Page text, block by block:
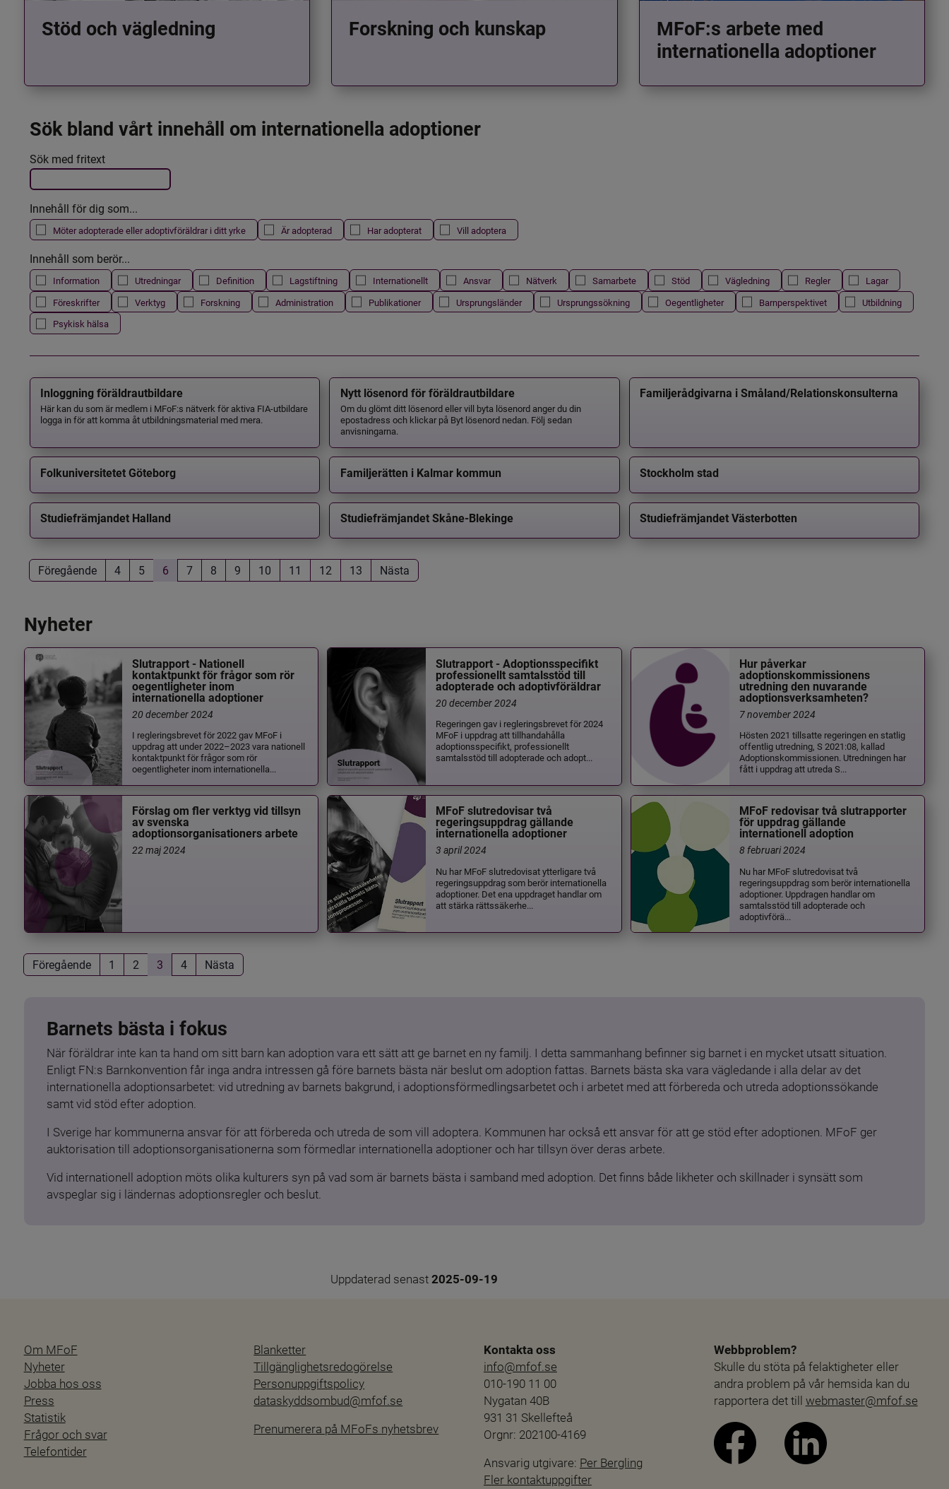
Stöd och vägledning Forskning och kunskap
MFoF:s arbete med
internationella adoptioner
Sök bland vårt innehåll om internationella adoptioner
Filtrera resultatet
Det här formuläret postas automatiskt
Sök med fritext
Innehåll för dig som...
Möter adopterade eller adoptivföräldrar i ditt yrke Är adopterad Har adopterat Vill adoptera
Innehåll som berör...
Information Utredningar Definition Lagstiftning Internationellt Ansvar Nätverk Samarbete Stöd Vägledning Regler
Lagar
Föreskrifter
Verktyg Forskning Administration Publikationer Ursprungsländer Ursprungssökning Oegentligheter Barnperspektivet
Utbildning
Psykisk hälsa
Inloggning föräldrautbildare
Här kan du som är medlem i MFoF:s nätverk för aktiva FIA-utbildare
logga in för att komma åt utbildningsmaterial med mera.
Nytt lösenord för föräldrautbildare
Om du glömt ditt lösenord eller vill byta lösenord anger du din
epostadress och klickar på Byt lösenord nedan. Följ sedan
anvisningarna.
Familjerådgivarna i Småland/Relationskonsulterna
Folkuniversitetet Göteborg Familjerätten i Kalmar kommun Stockholm stad
Studiefrämjandet Halland Studiefrämjandet Skåne-Blekinge Studiefrämjandet Västerbotten
Föregående 4 5 6 7 8 9 10 11 12 13 Nästa
Nyheter
Slutrapport - Nationell
kontaktpunkt för frågor som rör
oegentligheter inom
internationella adoptioner
20 december 2024
I regleringsbrevet för 2022 gav MFoF i
uppdrag att under 2022–2023 vara nationell
kontaktpunkt för frågor som rör
oegentligheter inom internationella...
Slutrapport - Adoptionsspecifikt
professionellt samtalsstöd till
adopterade och adoptivföräldrar
20 december 2024
Regeringen gav i regleringsbrevet för 2024
MFoF i uppdrag att tillhandahålla
adoptionsspecifikt, professionellt
samtalsstöd till adopterade och adopt...
Hur påverkar
adoptionskommissionens
utredning den nuvarande
adoptionsverksamheten?
7 november 2024
Hösten 2021 tillsatte regeringen en statlig
offentlig utredning, S 2021:08, kallad
Adoptionskommissionen. Utredningen har
fått i uppdrag att utreda S...
Förslag om fler verktyg vid tillsyn
av svenska
adoptionsorganisationers arbete
22 maj 2024
MFoF slutredovisar två
regeringsuppdrag gällande
internationella adoptioner
3 april 2024
Nu har MFoF slutredovisat ytterligare två
regeringsuppdrag som berör internationella
adoptioner. Det ena uppdraget handlar om
att stärka rättssäkerhe...
MFoF redovisar två slutrapporter
för uppdrag gällande
internationell adoption
8 februari 2024
Nu har MFoF slutredovisat två
regeringsuppdrag som berör internationella
adoptioner. Uppdragen handlar om
samtalsstöd till adopterade och
adoptivförä...
Föregående 1 2 3 4 Nästa
Barnets bästa i fokus
När föräldrar inte kan ta hand om sitt barn kan adoption vara ett sätt att ge barnet en ny familj. I detta sammanhang befinner sig barnet i en mycket utsatt situation.
Enligt FN:s Barnkonvention får inga andra intressen gå före barnets bästa när beslut om adoption fattas. Barnets bästa ska vara vägledande i alla delar av det
internationella adoptionsarbetet: vid utredning av barnets bakgrund, i adoptionsförmedlingsarbetet och i arbetet med att förbereda och utreda adoptionssökande
samt vid stöd efter adoption.
I Sverige har kommunerna ansvar för att förbereda och utreda de som vill adoptera. Kommunen har också ett ansvar för att ge stöd efter adoptionen. MFoF ger
auktorisation till adoptionsorganisationerna som förmedlar internationella adoptioner och har tillsyn över deras arbete.
Vid internationell adoption möts olika kulturers syn på vad som är barnets bästa i samband med adoption. Det finns både likheter och skillnader i synsätt som
avspeglar sig i ländernas adoptionsregler och beslut.
Uppdaterad senast 2025-09-19
Om MFoF
Nyheter
Jobba hos oss
Press
Statistik
Frågor och svar
Telefontider
Blanketter
Tillgänglighetsredogörelse
Personuppgiftspolicy
dataskyddsombud@mfof.se
Prenumerera på MFoFs nyhetsbrev
Kontakta oss
info@mfof.se
010-190 11 00
Nygatan 40B
931 31 Skellefteå
Orgnr: 202100-4169
Ansvarig utgivare: Per Bergling
Fler kontaktuppgifter
Webbproblem?
Skulle du stöta på felaktigheter eller
andra problem på vår hemsida kan du
rapportera det till webmaster@mfof.se